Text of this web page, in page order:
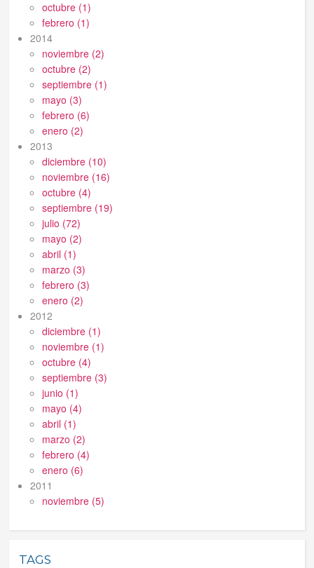
octubre (1)
febrero (1)
2014
noviembre (2)
octubre (2)
septiembre (1)
mayo (3)
febrero (6)
enero (2)
2013
diciembre (10)
noviembre (16)
octubre (4)
septiembre (19)
julio (72)
mayo (2)
abril (1)
marzo (3)
febrero (3)
enero (2)
2012
diciembre (1)
noviembre (1)
octubre (4)
septiembre (3)
junio (1)
mayo (4)
abril (1)
marzo (2)
febrero (4)
enero (6)
2011
noviembre (5)
TAGS